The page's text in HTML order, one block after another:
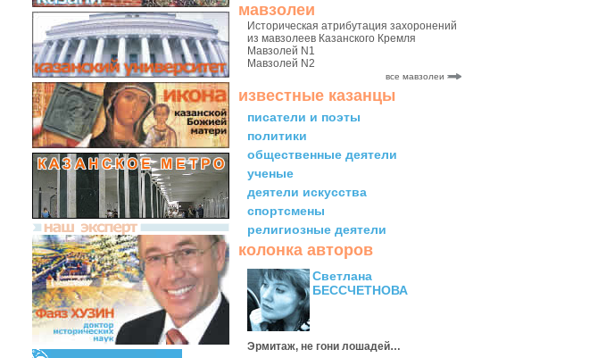
мавзолеи
Историческая атрибутация захоронений
из мавзолеев Казанского Кремля
Мавзолей N1
Мавзолей N2
все мавзолеи
известные казанцы
писатели и поэты
политики
общественные деятели
ученые
деятели искусства
спортсмены
религиозные деятели
колонка авторов
Светлана
БЕССЧЕТНОВА
Эрмитаж, не гони лошадей…